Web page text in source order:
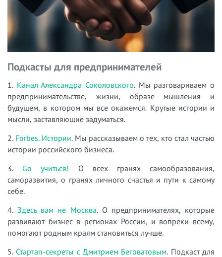
Подкасты для предпринимателей
1. Канал Александра Соколовского. Мы разговариваем о
предпринимательстве, жизни, образе мышления и
будущем, в котором мы все окажемся. Крутые истории и
мысли, заставляющие задуматься.
2. Forbes. Истории. Мы рассказываем о тех, кто стал частью
истории российского бизнеса.
3. Go учиться! О всех гранях самообразования,
саморазвития, о гранях личного счастья и пути к самому
себе.
4. Здесь вам не Москва. О предпринимателях, которые
развивают бизнес в регионах России, и вопреки всему,
помогают родным краям становиться лучше.
5. Стартап-секреты с Дмитрием Беговатовым. Подкаст для